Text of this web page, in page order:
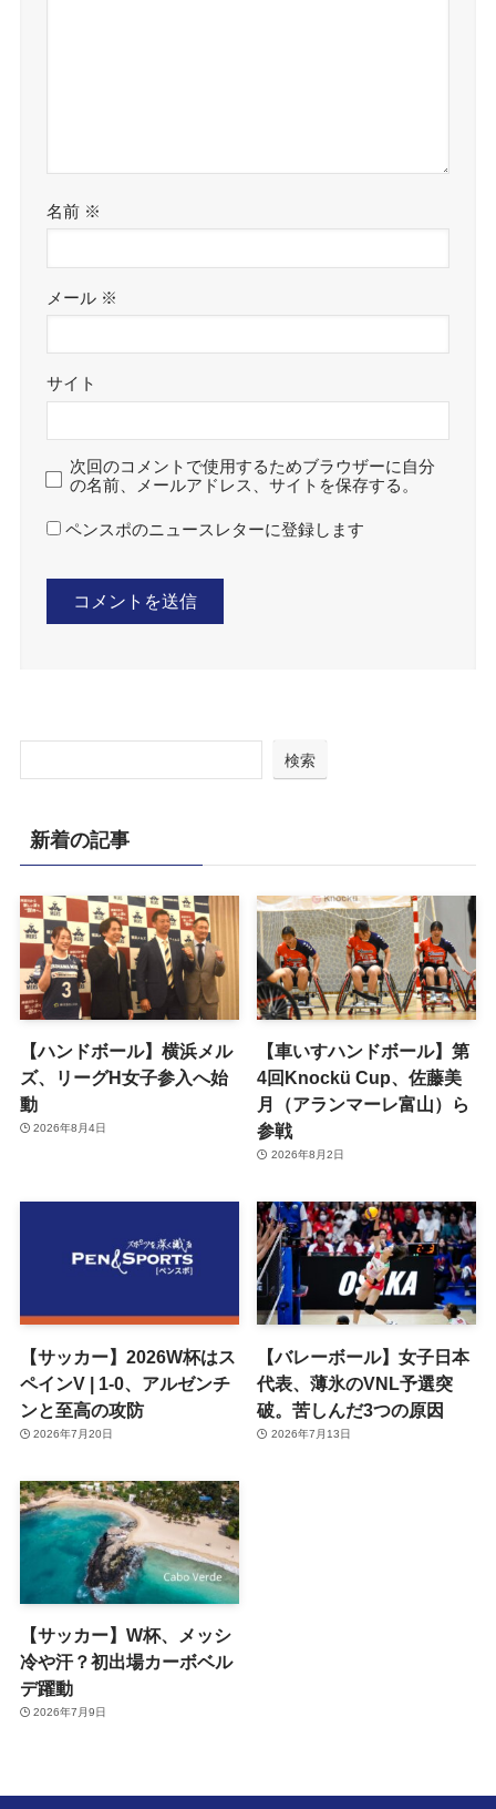
名前 ※
メール ※
サイト
次回のコメントで使用するためブラウザーに自分
の名前、メールアドレス、サイトを保存する。
ペンスポのニュースレターに登録します
検索
新着の記事
【ハンドボール】横浜メル
ズ、リーグH女子参入へ始
動
2026年8月4日
【車いすハンドボール】第
4回Knockü Cup、佐藤美
月（アランマーレ富山）ら
参戦
2026年8月2日
【サッカー】2026W杯はス
ペインV | 1-0、アルゼンチ
ンと至高の攻防
2026年7月20日
【バレーボール】女子日本
代表、薄氷のVNL予選突
破。苦しんだ3つの原因
2026年7月13日
【サッカー】W杯、メッシ
冷や汗？初出場カーボベル
デ躍動
2026年7月9日